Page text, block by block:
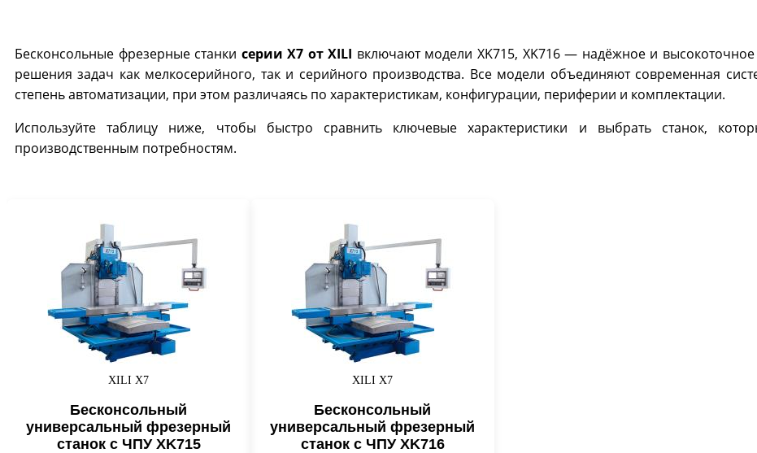
Бесконсольные фрезерные станки серии X7 от XILI включают модели XK715, XK716 — надёжное и
решения задач как мелкосерийного, так и серийного производства. Все модели объединяют современная
степень автоматизации, при этом различаясь по характеристикам, конфигурации, периферии и комплектации.
Используйте таблицу ниже, чтобы быстро сравнить ключевые характеристики и выбрать станок,
производственным потребностям.
XILI X7
Бесконсольный
универсальный фрезерный
станок с ЧПУ XK715
XILI X7
Бесконсольный
универсальный фрезерный
станок с ЧПУ XK716